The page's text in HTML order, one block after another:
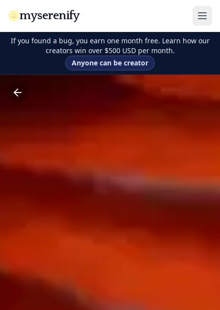
myserenify
If you found a bug, you earn one month free. Learn how our
creators win over $500 USD per month.
Anyone can be creator